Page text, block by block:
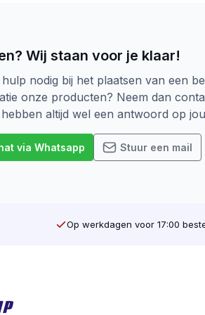
Wij staan voor je klaar!
nodig bij het plaatsen van een
onze producten? Neem dan
altijd wel een antwoord op
via Whatsapp Stuur een mail
Op werkdagen voor 17:00